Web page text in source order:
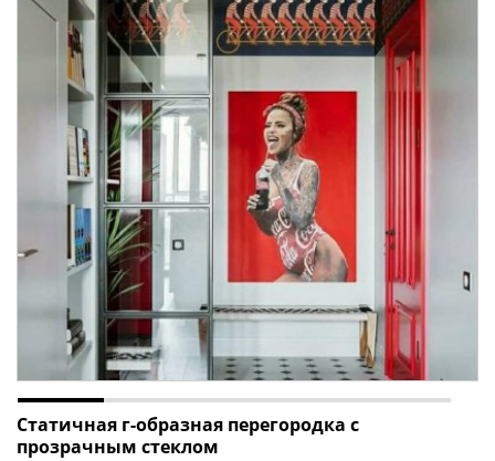
Статичная г-образная перегородка с
прозрачным стеклом